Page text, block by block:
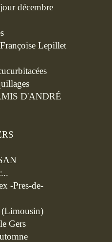
décembre
Lepillet
D'ANDRÉ
-Pres-de-
Gers